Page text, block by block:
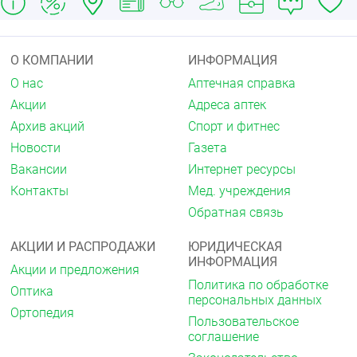
распределением, происходит кумуляция
полиглутаматов и может задерживаться в
указанных органах в течение нескольких недель
Показания
Ревматоидный артрит у взрослых
полиартритная форма ювенильного
идиопатического артрита в случае
недостаточного терапевтического ответа на
терапию нестероидными
противовоспалительными препаратами
пациентов, особенно в виде бляшек, в случае
неэффективности стандартной терапии,
включая фототерапию, PUVA-терапию и
применение ретиноидов
тяжёлая форма псориатического артрита у
взрослых пациентов.
О КОМПАНИИ
О нас
Акции
Архив акций
Новости
Вакансии
Контакты
ИНФОРМАЦИЯ
Аптечная справка
Адреса аптек
Спорт и фитнес
Газета
Интернет ресурсы
Мед. учреждения
Обратная связь
АКЦИИ И РАСПРОДАЖИ
Акции и предложения
Оптика
Ортопедия
ЮРИДИЧЕСКАЯ
ИНФОРМАЦИЯ
Политика по обработке
персональных данных
Пользовательское
соглашение